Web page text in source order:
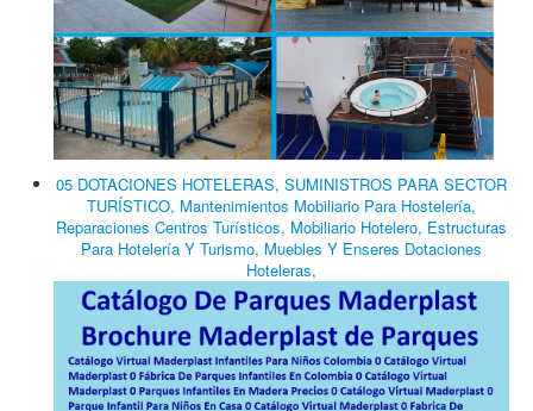
05 DOTACIONES HOTELERAS, SUMINISTROS PARA SECTOR
TURÍSTICO, Mantenimientos Mobiliario Para Hostelería,
Reparaciones Centros Turísticos, Mobiliario Hotelero, Estructuras
Para Hotelería Y Turismo, Muebles Y Enseres Dotaciones
Hoteleras,